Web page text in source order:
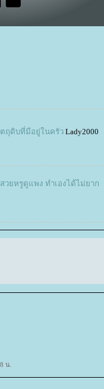
ตถุดิบที่มีอยู่ในครัว Lady2000
วยหรูดูแพง ทำเองได้ไม่ยาก
น.